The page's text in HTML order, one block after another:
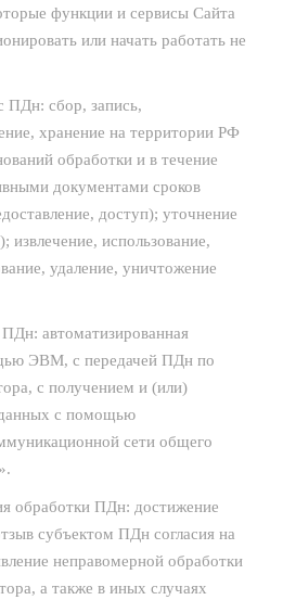
функции и сервисы Сайта
или начать работать не
ПДн: сбор, запись,
хранение на территории РФ
обработки и в течение
документами сроков
доступ); уточнение
извлечение, использование,
удаление, уничтожение
автоматизированная
ЭВМ, с передачей ПДн по
с получением и (или)
с помощью
сети общего
обработки ПДн: достижение
субъектом ПДн согласия на
неправомерной обработки
а также в иных случаях